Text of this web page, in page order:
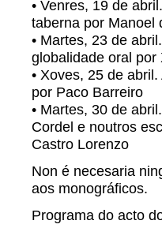
• Venres, 19 de
taberna por Manoel
• Martes, 23 de
globalidade oral por
• Xoves, 25 de
por Paco Barreiro
• Martes, 30 de
Cordel e noutros
Castro Lorenzo
Non é necesaria
aos monográficos.
Programa do acto